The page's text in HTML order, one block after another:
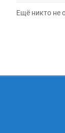
Ещё никто не